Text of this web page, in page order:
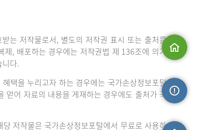
맵
는 저작물로서, 별도의 저작권 표시 또는 출처를
, 배포하는 경우에는 저작권법 제 136조에 의거
다.
택을 누리고자 하는 경우에는 국가손상정보포털
어 자료의 내용을 게재하는 경우에도 출처가 국
저작물은 국가손상정보포털에서 무료로 사용하